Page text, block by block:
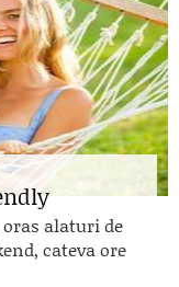
alaturi de
cateva ore